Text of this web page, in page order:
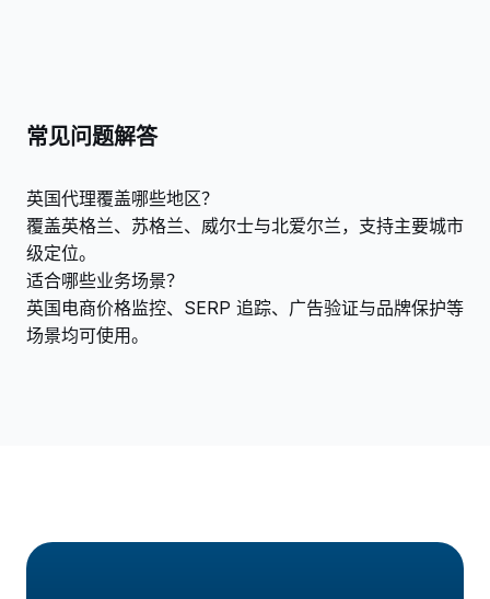
常见问题解答
英国代理覆盖哪些地区？
覆盖英格兰、苏格兰、威尔士与北爱尔兰，支持主要城市
级定位。
适合哪些业务场景？
英国电商价格监控、SERP 追踪、广告验证与品牌保护等
场景均可使用。